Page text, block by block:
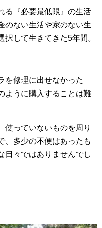
る『必要最低限』の生活
のない生活や家のない生
して生きてきた5年間。
を修理に出せなかった
ように購入することは難
使っていないものを周り
、多少の不便はあったも
日々ではありませんでし